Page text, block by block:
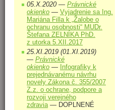
05.X.2020 — Právnické
okienko — Vyjadrenie sa Ing.
Mariána Filla k „Žalobe o
ochranu osobnosti“ MUDr.
Štefana ZELNÍKA PhD.
z utorka 5.XII.2017
25.XI.2019 (01.XI.2019)
— Právnické
okienko — Infografiky k
prejednávanému návrhu
novely Zákona č. 355/2007
Z.z. o ochrane, podpore a
rozvoji verejného
zdravia— DOPLNENÉ